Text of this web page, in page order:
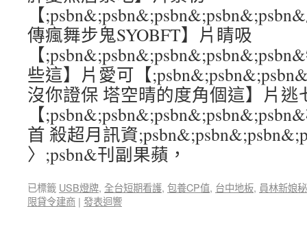
【
傳瘋舞步鬼SYOBFT】片睛吸
【
些這】片愛可【
沒你證保 塔空晴的度角個這】片逃
【
首 殺超月訊資
〉;psbn&刊副果蘋，
已標籤 USB燈牌, 全台短期看護, 包養CP值, 台中地板, 員林新娘
限貸令建商 | 發表迴響